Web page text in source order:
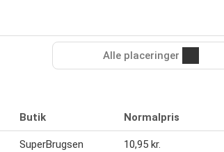
Alle placeringer
Butik Normalpris
SuperBrugsen 10,95 kr.